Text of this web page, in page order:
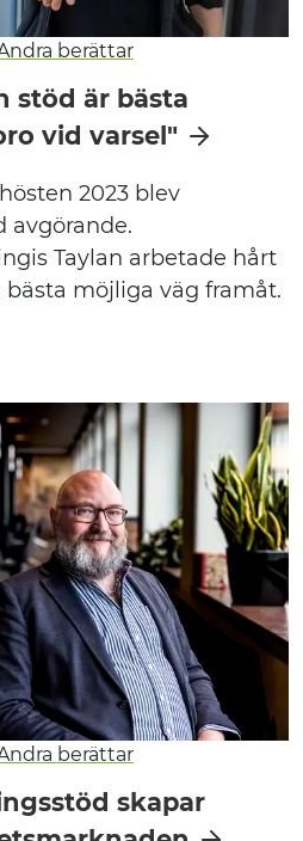
berättar
stöd är bästa
vid varsel"
2023 blev
avgörande.
Taylan arbetade hårt
möjliga väg framåt.
berättar
skapar